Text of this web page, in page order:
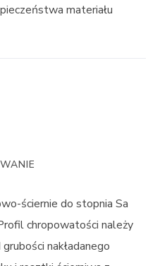
materiału
ściernie do stopnia Sa
chropowatości należy
nakładanego